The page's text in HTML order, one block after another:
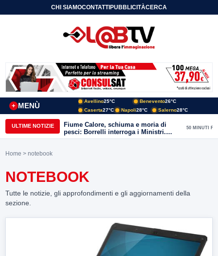
CHI SIAMOCONTATTIPUBBLICITÀCERCA
MENÙ
+
Avellino25°C Benevento26°C
Caserta27°C Napoli28°C Salerno28°C
ULTIME NOTIZIE
Fiume Calore, schiuma e moria di
pesci: Borrelli interroga i Ministri.
“Benevento paga l’assenza del
50 MINUTI FA
Home > notebook
NOTEBOOK
Tutte le notizie, gli approfondimenti e gli aggiornamenti della
sezione.